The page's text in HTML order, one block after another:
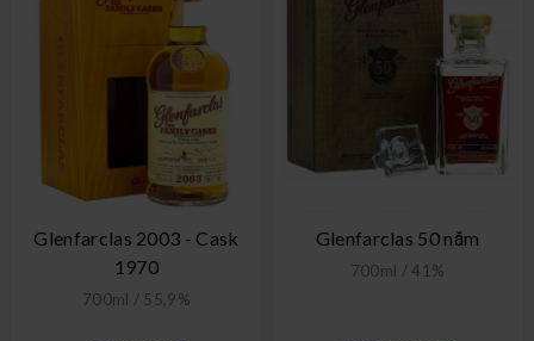
Glenfarclas 2003 - Cask
1970
700ml / 55,9%
Glenfarclas 50 năm
700ml / 41%